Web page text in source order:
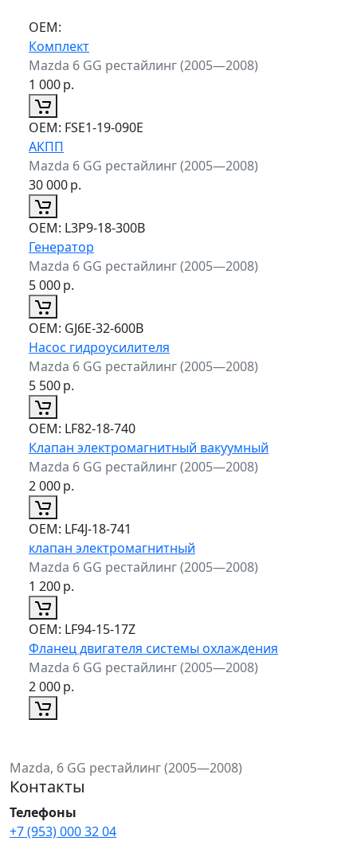
ОЕМ:
Комплект
Mazda 6 GG рестайлинг (2005—2008)
1 000р.
ОЕМ: FSE1-19-090E
АКПП
Mazda 6 GG рестайлинг (2005—2008)
30 000р.
ОЕМ: L3P9-18-300B
Генератор
Mazda 6 GG рестайлинг (2005—2008)
5 000р.
ОЕМ: GJ6E-32-600B
Насос гидроусилителя
Mazda 6 GG рестайлинг (2005—2008)
5 500р.
ОЕМ: LF82-18-740
Клапан электромагнитный вакуумный
Mazda 6 GG рестайлинг (2005—2008)
2 000р.
ОЕМ: LF4J-18-741
клапан электромагнитный
Mazda 6 GG рестайлинг (2005—2008)
1 200р.
ОЕМ: LF94-15-17Z
Фланец двигателя системы охлаждения
Mazda 6 GG рестайлинг (2005—2008)
2 000р.
Mazda, 6 GG рестайлинг (2005—2008)
Контакты
Телефоны
+7 (953) 000 32 04